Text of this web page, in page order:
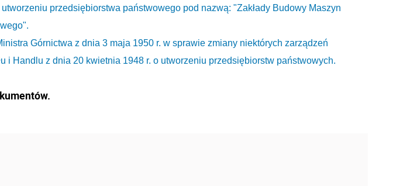
przedsiębiorstwa państwowego pod nazwą: "Zakłady Budowy Maszyn
Górnictwa z dnia 3 maja 1950 r. w sprawie zmiany niektórych zarządzeń
i Handlu z dnia 20 kwietnia 1948 r. o utworzeniu przedsiębiorstw państwowych.